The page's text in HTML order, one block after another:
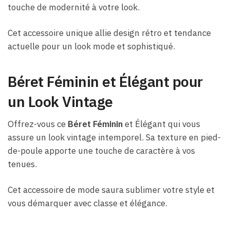
touche de modernité à votre look.
Cet accessoire unique allie design rétro et tendance
actuelle pour un look mode et sophistiqué.
Béret Féminin et Élégant pour
un Look Vintage
Offrez-vous ce Béret Fémininet Élégant qui vous
assure un look vintage intemporel. Sa texture en pied-
de-poule apporte une touche de caractère à vos
tenues.
Cet accessoire de mode saura sublimer votre style et
vous démarquer avec classe et élégance.